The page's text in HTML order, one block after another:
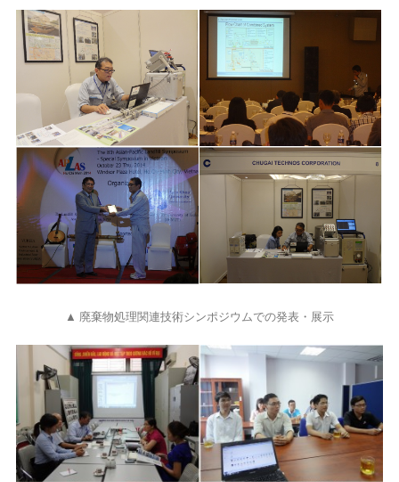
▲ 廃棄物処理関連技術シンポジウムでの発表・展示